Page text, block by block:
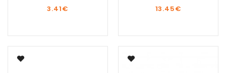
3.41€ 13.45€